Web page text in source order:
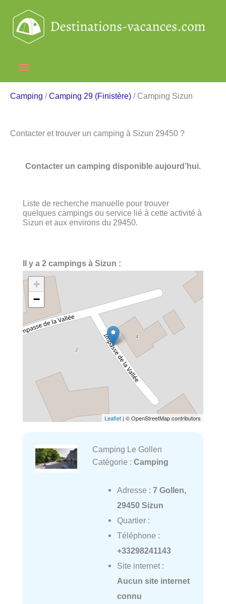
contenu
Menu
principal
Camping /Camping 29 (Finistère) / Camping Sizun
Contacter et trouver un camping à Sizun 29450 ?
Contacter un camping disponible aujourd’hui.
Liste de recherche manuelle pour trouver
quelques campings ou service lié à cette activité à
Sizun et aux environs du 29450.
Il y a 2 campings à Sizun :
+
−
Leaflet | © OpenStreetMap contributors
Camping Le Gollen
Catégorie : Camping
Adresse : 7 Gollen,
29450 Sizun
Quartier :
Téléphone :
+33298241143
Site internet :
Aucun site internet
connu